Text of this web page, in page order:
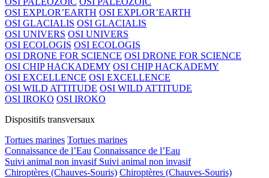
OSI EXPLOR’EARTH OSI EXPLOR’EARTH
OSI GLACIALIS OSI GLACIALIS
OSI UNIVERS OSI UNIVERS
OSI ECOLOGIS OSI ECOLOGIS
OSI DRONE FOR SCIENCE OSI DRONE FOR SCIENCE
OSI CHIP HACKADEMY OSI CHIP HACKADEMY
OSI EXCELLENCE OSI EXCELLENCE
OSI WILD ATTITUDE OSI WILD ATTITUDE
OSI IROKO OSI IROKO
Dispositifs transversaux
Tortues marines Tortues marines
Connaissance de l’Eau Connaissance de l’Eau
Suivi animal non invasif Suivi animal non invasif
Chiroptères (Chauves-Souris) Chiroptères (Chauves-Souris)